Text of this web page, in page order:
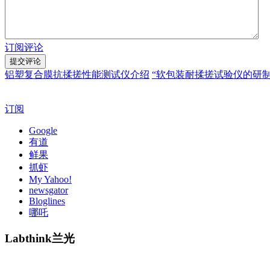
订阅评论
铝塑复合膜抗揉搓性能测试仪介绍 “软包装耐揉搓试验仪的研
订阅
Google
有道
鲜果
抓虾
My Yahoo!
newsgator
Bloglines
哪吒
Labthink兰光